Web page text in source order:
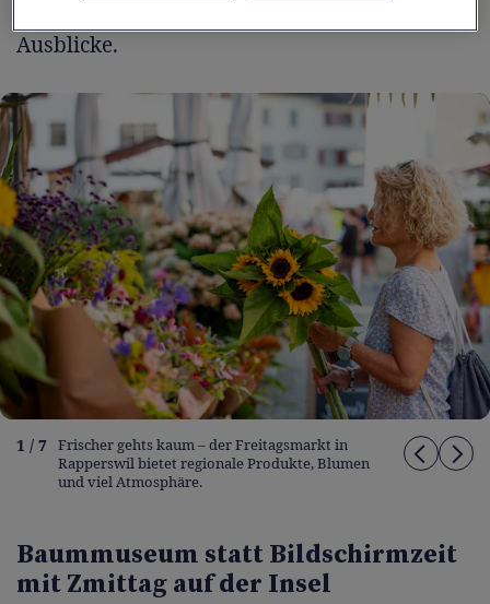
Ausblicke.
1 / 7 Frischer gehts kaum – der Freitagsmarkt in
Rapperswil bietet regionale Produkte, Blumen
und viel Atmosphäre.
Baummuseum statt Bildschirmzeit
mit Zmittag auf der Insel